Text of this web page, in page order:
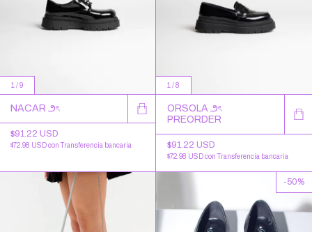
1 /9
NACAR ౨ৎ
$91.22 USD
$72.98 USDcon Transferencia bancaria
1 /8
ORSOLA ౨ৎ
PREORDER
$91.22 USD
$72.98 USDcon Transferencia bancaria
-50%